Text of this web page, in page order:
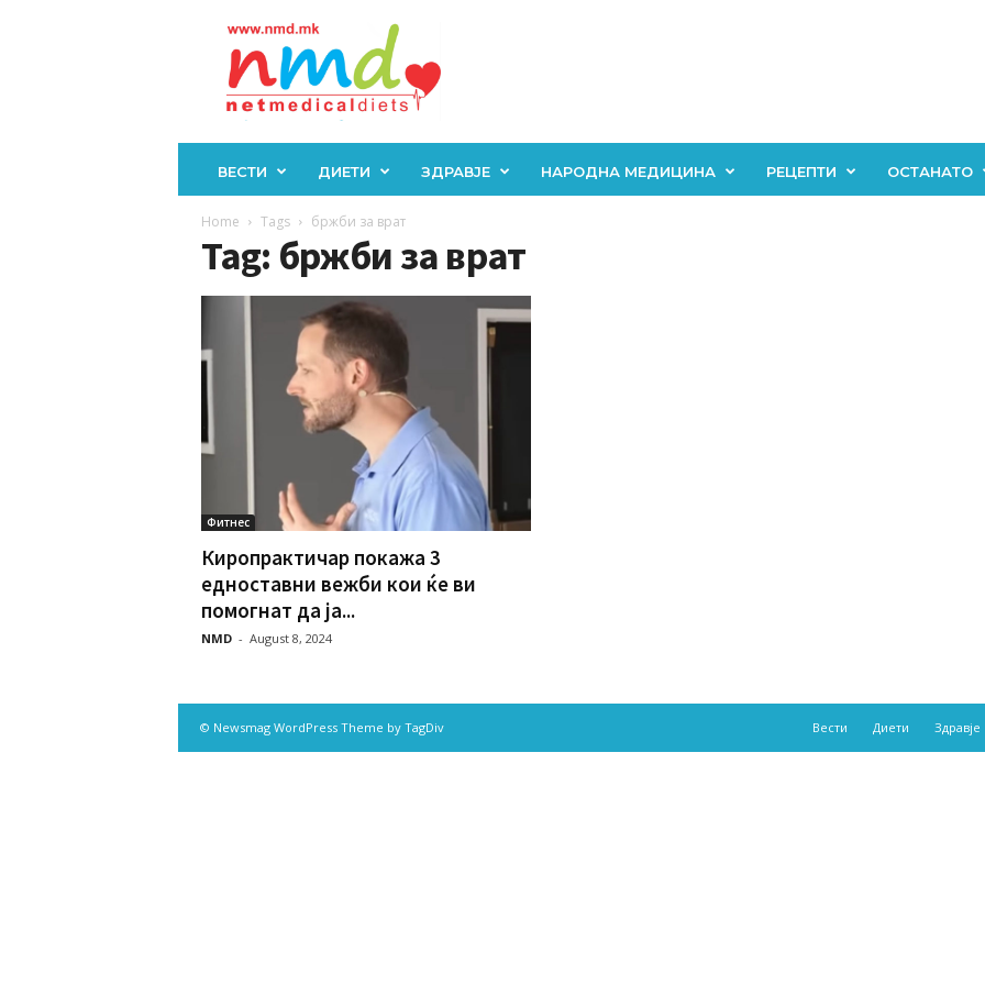
ВЕСТИ ДИЕТИ ЗДРАВЈЕ НАРОДНА МЕДИЦИНА РЕЦЕПТИ ОСТАНАТО
Home Tags бржби за врат
Tag: бржби за врат
Фитнес
Киропрактичар покажа 3
едноставни вежби кои ќе ви
помогнат да ја...
NMD - August 8, 2024
Вести Диети Здравје
© Newsmag WordPress Theme by TagDiv